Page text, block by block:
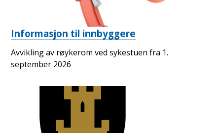
Informasjon til innbyggere
Avvikling av røykerom ved sykestuen fra 1.
september 2026